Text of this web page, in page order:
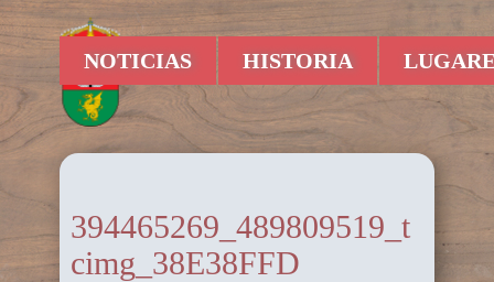
NOTICIAS HISTORIA
394465269_489809519_t
cimg_38E38FFD